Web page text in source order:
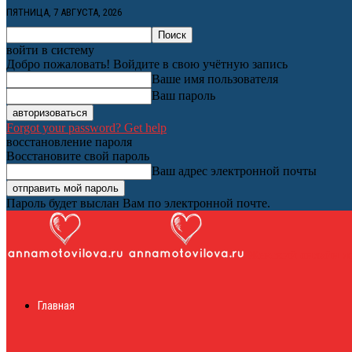
ПЯТНИЦА, 7 АВГУСТА, 2026
войти в систему
Добро пожаловать! Войдите в свою учётную запись
Ваше имя пользователя
Ваш пароль
Forgot your password? Get help
восстановление пароля
Восстановите свой пароль
Ваш адрес электронной почты
Пароль будет выслан Вам по электронной почте.
Главная